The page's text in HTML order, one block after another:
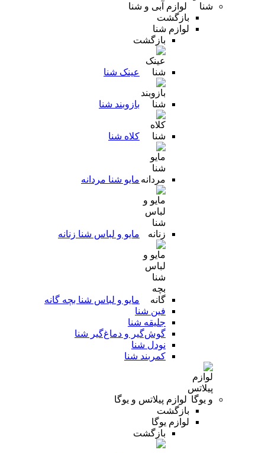
لوازم آبی و شنا
بازگشت
لوازم شنا
بازگشت
عینک شنا
بازوبند شنا
کلاه شنا
مایو شنا مردانه
مایو و لباس شنا زنانه
مایو و لباس شنا بچه گانه
فین شنا
جلیقه شنا
گوش‌گیر و دماغ‌گیر شنا
نودل شنا
کمربند شنا
لوازم پیلاتس و یوگا
بازگشت
لوازم یوگا
بازگشت